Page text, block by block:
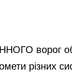
ворог
різних